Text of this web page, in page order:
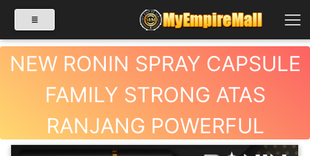
NEW RONIN SPRAY CAPSULE
FAMILY STRONG ATAS
RANJANG POWERFUL
SELECT CATEGORY
PRODUK(0)